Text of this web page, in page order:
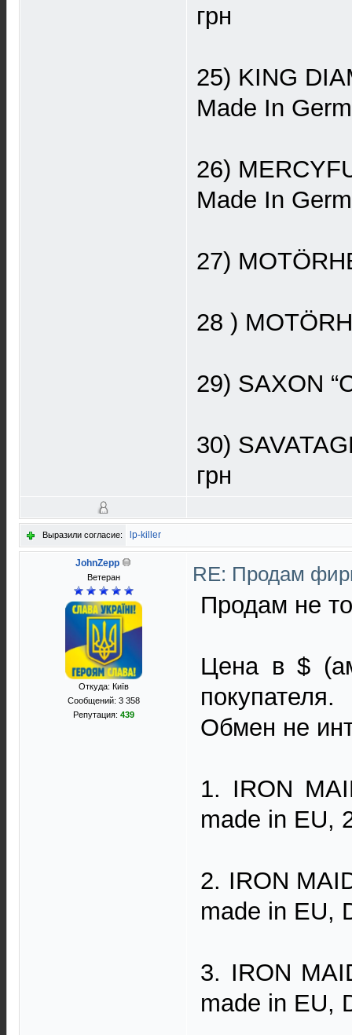
грн
25) KING
Made In
26)
Made In
27)
28 )
29) SAXON
30)
грн
Выразили согласие: lp-killer
JohnZepp
Ветеран
Откуда: Київ
Сообщений: 3 358
Репутация: 439
RE: Продам
Продам не
Цена в $
покупателя.
Обмен не
1. IRON
made in EU,
2. IRON
made in EU,
3. IRON
made in EU,